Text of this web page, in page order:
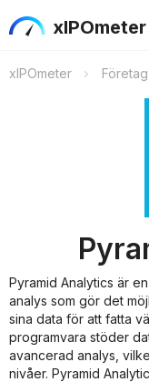
xIPOmeter
xIPOmeter Företag
Pyramid Analytics är
analys som gör det
sina data för att fatta
programvara stöder
avancerad analys,
nivåer. Pyramid